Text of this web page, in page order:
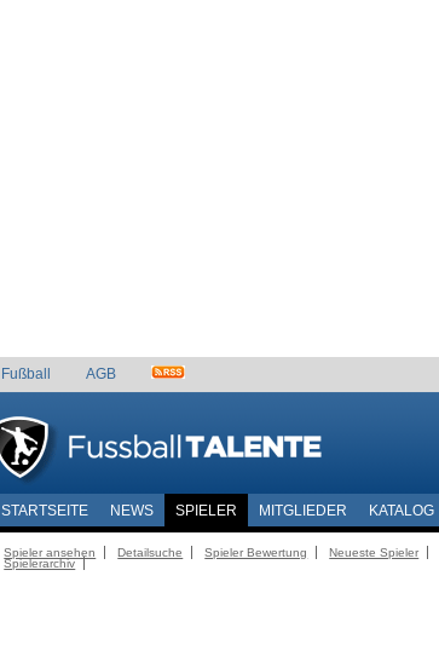
Fußball AGB
STARTSEITE NEWS SPIELER MITGLIEDER KATALOG
Spieler ansehen Detailsuche Spieler Bewertung Neueste Spieler
Spielerarchiv